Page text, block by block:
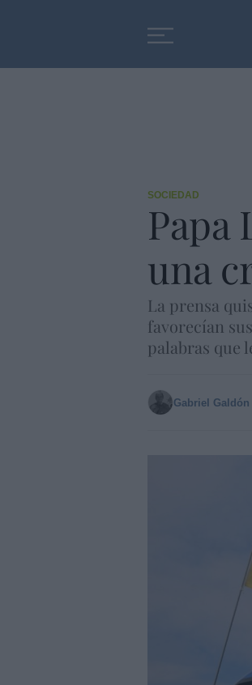
SOCIEDAD
Papa
una
La prensa
favorecían
palabras que
Gabriel Galdón